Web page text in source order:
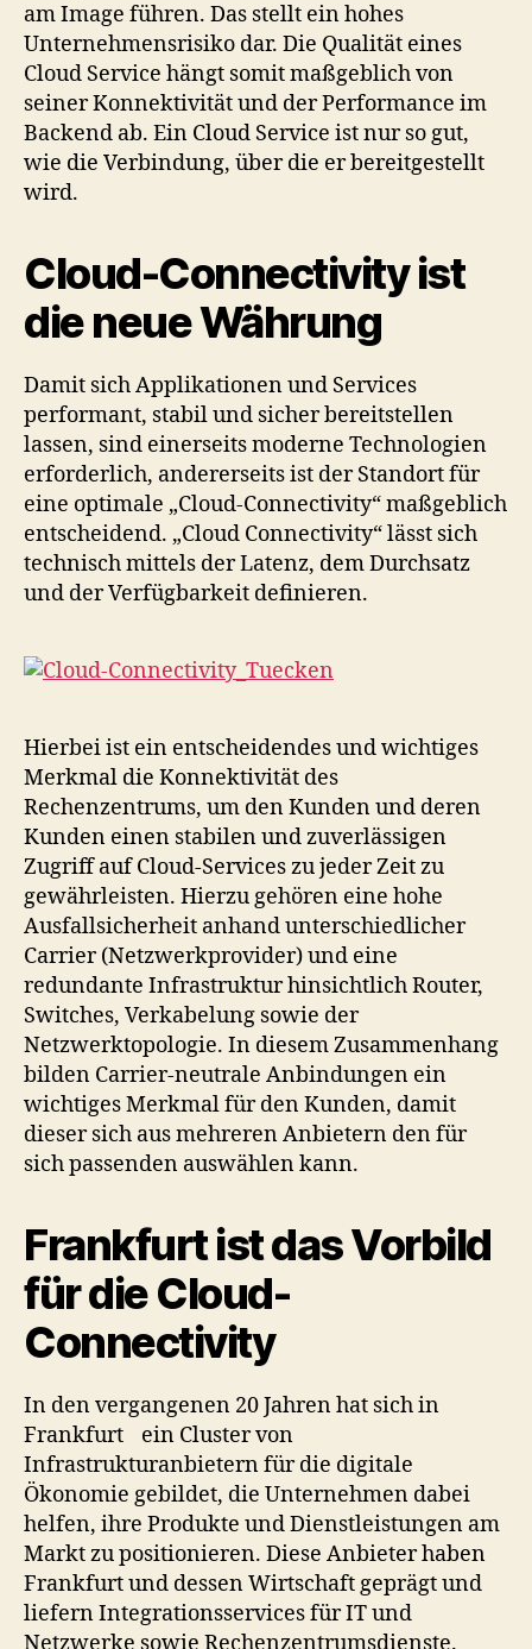
am Image führen. Das stellt ein hohes
Unternehmensrisiko dar. Die Qualität eines
Cloud Service hängt somit maßgeblich von
seiner Konnektivität und der Performance im
Backend ab. Ein Cloud Service ist nur so gut,
wie die Verbindung, über die er bereitgestellt
wird.
Cloud-Connectivity ist
die neue Währung
Damit sich Applikationen und Services
performant, stabil und sicher bereitstellen
lassen, sind einerseits moderne Technologien
erforderlich, andererseits ist der Standort für
eine optimale „Cloud-Connectivity“ maßgeblich
entscheidend. „Cloud Connectivity“ lässt sich
technisch mittels der Latenz, dem Durchsatz
und der Verfügbarkeit definieren.
Hierbei ist ein entscheidendes und wichtiges
Merkmal die Konnektivität des
Rechenzentrums, um den Kunden und deren
Kunden einen stabilen und zuverlässigen
Zugriff auf Cloud-Services zu jeder Zeit zu
gewährleisten. Hierzu gehören eine hohe
Ausfallsicherheit anhand unterschiedlicher
Carrier (Netzwerkprovider) und eine
redundante Infrastruktur hinsichtlich Router,
Switches, Verkabelung sowie der
Netzwerktopologie. In diesem Zusammenhang
bilden Carrier-neutrale Anbindungen ein
wichtiges Merkmal für den Kunden, damit
dieser sich aus mehreren Anbietern den für
sich passenden auswählen kann.
Frankfurt ist das Vorbild
für die Cloud-
Connectivity
In den vergangenen 20 Jahren hat sich in
Frankfurt ein Cluster von
Infrastrukturanbietern für die digitale
Ökonomie gebildet, die Unternehmen dabei
helfen, ihre Produkte und Dienstleistungen am
Markt zu positionieren. Diese Anbieter haben
Frankfurt und dessen Wirtschaft geprägt und
liefern Integrationsservices für IT und